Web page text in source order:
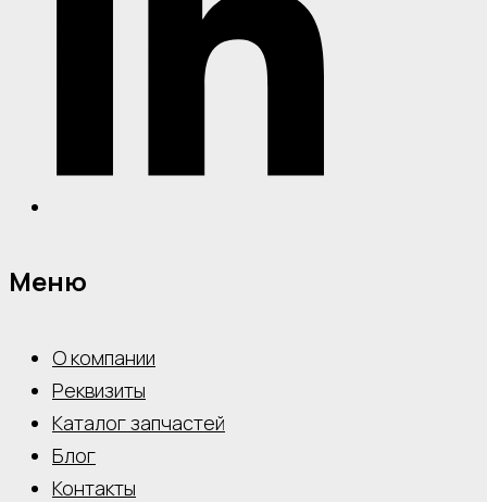
Меню
О компании
Реквизиты
Каталог запчастей
Блог
Контакты